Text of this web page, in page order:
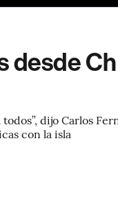
desde
dijo Carlos
con la isla